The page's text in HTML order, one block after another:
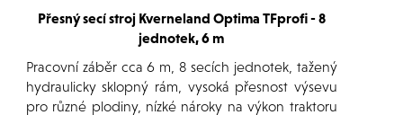
Přesný secí stroj Kverneland Optima TFprofi - 8
jednotek, 6 m
Pracovní záběr cca 6 m, 8 secích jednotek, tažený
hydraulicky sklopný rám, vysoká přesnost výsevu
pro různé plodiny, nízké nároky na výkon traktoru